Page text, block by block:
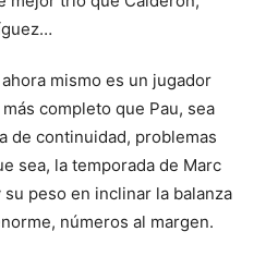
mismo es un jugador
completo que Pau, sea
de continuidad, problemas
sea, la temporada de Marc
peso en inclinar la balanza
números al margen.